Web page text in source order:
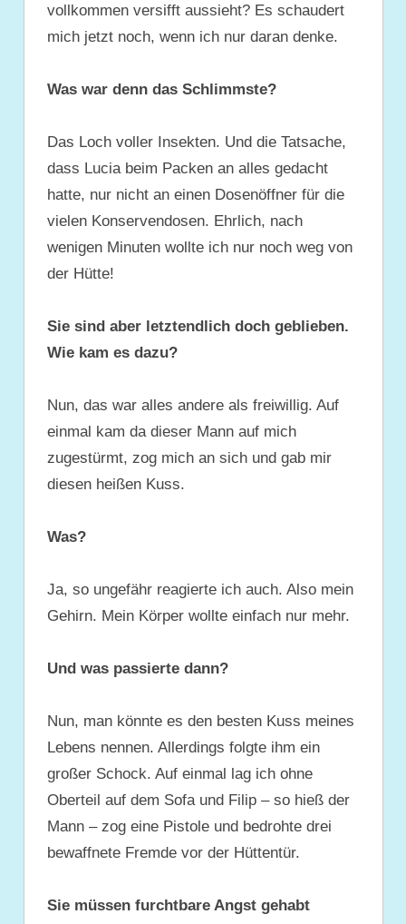
vollkommen versifft aussieht? Es schaudert
mich jetzt noch, wenn ich nur daran denke.
Was war denn das Schlimmste?
Das Loch voller Insekten. Und die Tatsache,
dass Lucia beim Packen an alles gedacht
hatte, nur nicht an einen Dosenöffner für die
vielen Konservendosen. Ehrlich, nach
wenigen Minuten wollte ich nur noch weg von
der Hütte!
Sie sind aber letztendlich doch geblieben.
Wie kam es dazu?
Nun, das war alles andere als freiwillig. Auf
einmal kam da dieser Mann auf mich
zugestürmt, zog mich an sich und gab mir
diesen heißen Kuss.
Was?
Ja, so ungefähr reagierte ich auch. Also mein
Gehirn. Mein Körper wollte einfach nur mehr.
Und was passierte dann?
Nun, man könnte es den besten Kuss meines
Lebens nennen. Allerdings folgte ihm ein
großer Schock. Auf einmal lag ich ohne
Oberteil auf dem Sofa und Filip – so hieß der
Mann – zog eine Pistole und bedrohte drei
bewaffnete Fremde vor der Hüttentür.
Sie müssen furchtbare Angst gehabt